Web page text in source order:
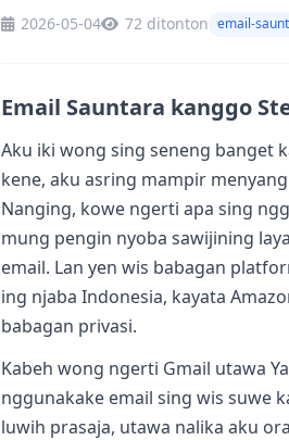
2026-05-04 72 ditonton email-
Email Sauntara kanggo
Aku iki wong sing seneng banget
kene, aku asring mampir
Nanging, kowe ngerti apa sing
mung pengin nyoba sawijining
email. Lan yen wis babagan
ing njaba Indonesia, kayata
babagan privasi.
Kabeh wong ngerti Gmail utawa
nggunakake email sing wis suwe
luwih prasaja, utawa nalika aku